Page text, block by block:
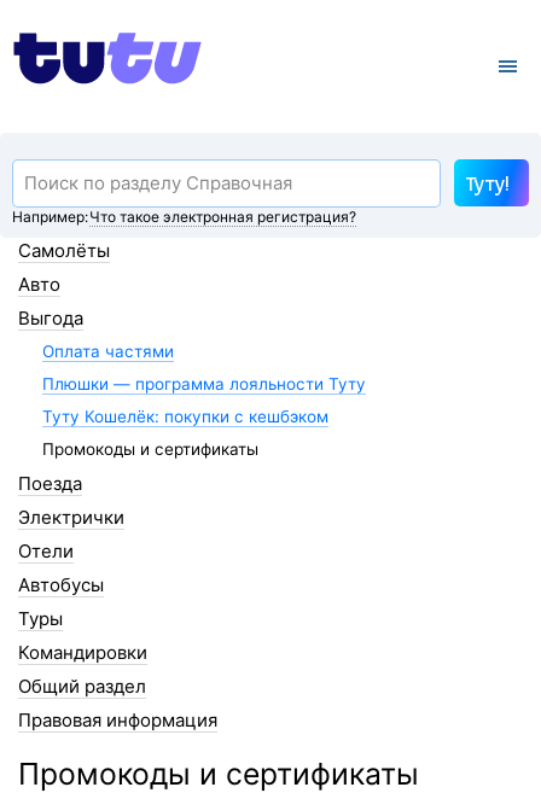
Например:Что такое электронная регистрация?
Туту!
Самолёты
Авто
Выгода
Оплата частями
Плюшки — программа лояльности Туту
Туту Кошелёк: покупки с кешбэком
Промокоды и сертификаты
Поезда
Электрички
Отели
Автобусы
Туры
Командировки
Общий раздел
Правовая информация
Промокоды и сертификаты